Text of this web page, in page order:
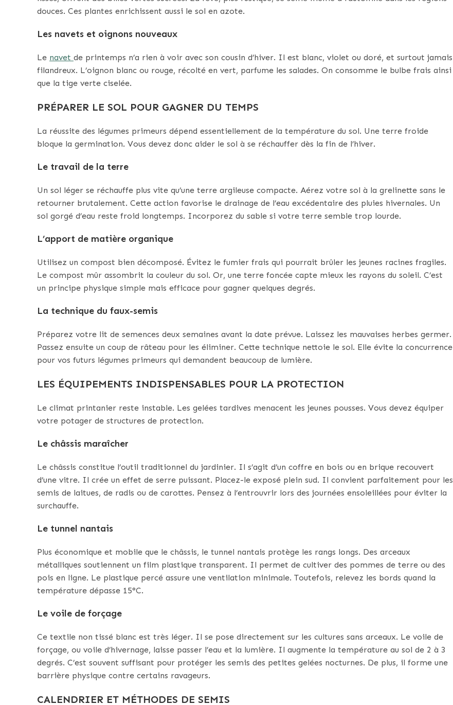
douces. Ces plantes enrichissent aussi le sol en azote.
Les navets et oignons nouveaux
Le navet de printemps n’a rien à voir avec son cousin d’hiver. Il est blanc, violet ou doré, et surtout jamais
filandreux. L’oignon blanc ou rouge, récolté en vert, parfume les salades. On consomme le bulbe frais ainsi
que la tige verte ciselée.
PRÉPARER LE SOL POUR GAGNER DU TEMPS
La réussite des légumes primeurs dépend essentiellement de la température du sol. Une terre froide
bloque la germination. Vous devez donc aider le sol à se réchauffer dès la fin de l’hiver.
Le travail de la terre
Un sol léger se réchauffe plus vite qu’une terre argileuse compacte. Aérez votre sol à la grelinette sans le
retourner brutalement. Cette action favorise le drainage de l’eau excédentaire des pluies hivernales. Un
sol gorgé d’eau reste froid longtemps. Incorporez du sable si votre terre semble trop lourde.
L’apport de matière organique
Utilisez un compost bien décomposé. Évitez le fumier frais qui pourrait brûler les jeunes racines fragiles.
Le compost mûr assombrit la couleur du sol. Or, une terre foncée capte mieux les rayons du soleil. C’est
un principe physique simple mais efficace pour gagner quelques degrés.
La technique du faux-semis
Préparez votre lit de semences deux semaines avant la date prévue. Laissez les mauvaises herbes germer.
Passez ensuite un coup de râteau pour les éliminer. Cette technique nettoie le sol. Elle évite la concurrence
pour vos futurs légumes primeurs qui demandent beaucoup de lumière.
LES ÉQUIPEMENTS INDISPENSABLES POUR LA PROTECTION
Le climat printanier reste instable. Les gelées tardives menacent les jeunes pousses. Vous devez équiper
votre potager de structures de protection.
Le châssis maraîcher
Le châssis constitue l’outil traditionnel du jardinier. Il s’agit d’un coffre en bois ou en brique recouvert
d’une vitre. Il crée un effet de serre puissant. Placez-le exposé plein sud. Il convient parfaitement pour les
semis de laitues, de radis ou de carottes. Pensez à l’entrouvrir lors des journées ensoleillées pour éviter la
surchauffe.
Le tunnel nantais
Plus économique et mobile que le châssis, le tunnel nantais protège les rangs longs. Des arceaux
métalliques soutiennent un film plastique transparent. Il permet de cultiver des pommes de terre ou des
pois en ligne. Le plastique percé assure une ventilation minimale. Toutefois, relevez les bords quand la
température dépasse 15°C.
Le voile de forçage
Ce textile non tissé blanc est très léger. Il se pose directement sur les cultures sans arceaux. Le voile de
forçage, ou voile d’hivernage, laisse passer l’eau et la lumière. Il augmente la température au sol de 2 à 3
degrés. C’est souvent suffisant pour protéger les semis des petites gelées nocturnes. De plus, il forme une
barrière physique contre certains ravageurs.
CALENDRIER ET MÉTHODES DE SEMIS